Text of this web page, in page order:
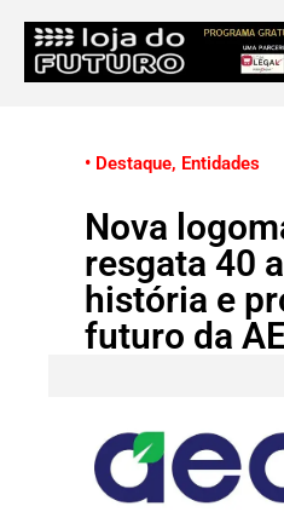
• Destaque, Entidades
Nova
resgata 40
história e
futuro da